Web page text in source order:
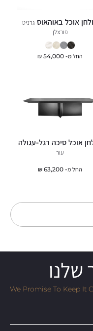
אוכל באוהאוס גרניט
פורצלן
החל מ- 54,000
₪
אוכל סיכה רגל-עגולה
עור
החל מ- 63,200
₪
שלנו
We Promise To Keep It